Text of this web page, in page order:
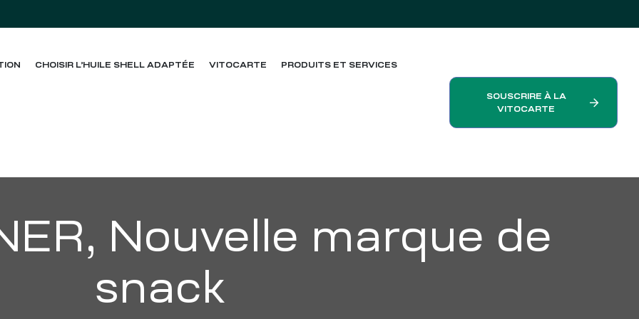
CHOISIR L’HUILE SHELL ADAPTÉE VITOCARTE PRODUITS ET SERVICES
SOUSCRIRE À LA
VITOCARTE
Nouvelle marque de
snack